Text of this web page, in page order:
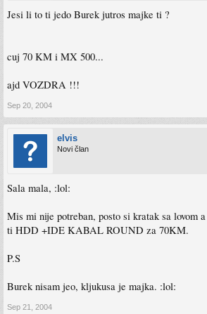
Jesi li to ti jedo Burek jutros majke ti ?
cuj 70 KM i MX 500...
ajd VOZDRA !!!
Sep 20, 2004
elvis
Novi član
Sala mala, :lol:
Mis mi nije potreban, posto si kratak sa lovom
ti HDD +IDE KABAL ROUND za 70KM.
P.S
Burek nisam jeo, kljukusa je majka. :lol:
Sep 21, 2004